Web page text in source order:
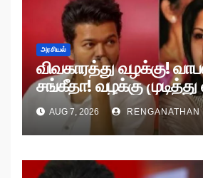
அரசியல்
விவகாரத்து வழக்கு!
சங்கீதா! வழக்கு முடித்து
AUG 7, 2026 RENGANATHAN